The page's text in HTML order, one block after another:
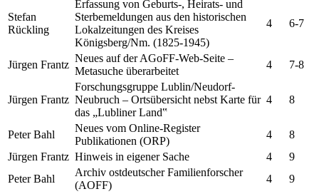
Stefan
Rückling
Erfassung von Geburts-, Heirats- und
Sterbemeldungen aus den historischen
Lokalzeitungen des Kreises
Königsberg/Nm. (1825-1945)
4 6-7
Jürgen Frantz
Neues auf der AGoFF-Web-Seite –
Metasuche überarbeitet
4 7-8
Jürgen Frantz
Forschungsgruppe Lublin/Neudorf-
Neubruch – Ortsübersicht nebst Karte für
das „Lubliner Land‟
4 8
Peter Bahl
Neues vom Online-Register
Publikationen (ORP)
4
8
Jürgen Frantz Hinweis in eigener Sache 4
9
Peter Bahl
Archiv ostdeutscher Familienforscher
(AOFF)
4 9